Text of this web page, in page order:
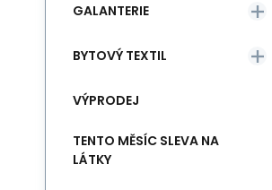
GALANTERIE
BYTOVÝ TEXTIL
VÝPRODEJ
TENTO MĚSÍC SLEVA NA
LÁTKY